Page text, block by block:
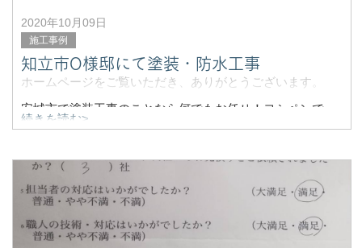
2020年10月09日
施工事例
知立市O様邸にて塗装・防水工事
ホームページをご覧いただき、ありがとうございます。
安城市で塗装工事のことなら何でもお任せ！ヨシペンで
す。
住まい全体の塗装・防水工事のご依頼をいただきました。
続きを読む>